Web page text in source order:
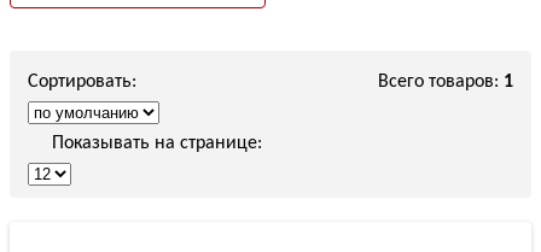
Всего товаров: 1
Сортировать:
Показывать на странице: